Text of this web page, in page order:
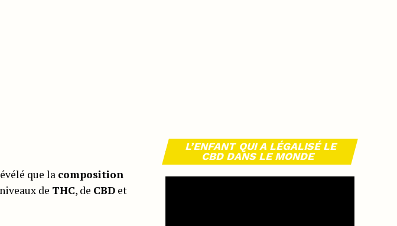
que la composition
de THC, de CBD et
L’ENFANT QUI A LÉGALISÉ LE
CBD DANS LE MONDE